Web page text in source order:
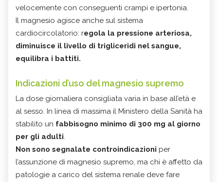
velocemente con conseguenti crampi e ipertonia.
Il magnesio agisce anche sul sistema
cardiocircolatorio: regola la pressione arteriosa,
diminuisce il livello di trigliceridi nel sangue,
equilibra i battiti.
Indicazioni d’uso del magnesio supremo
La dose giornaliera consigliata varia in base all’età e
al sesso. In linea di massima il Ministero della Sanità ha
stabilito un fabbisogno minimo di 300 mg al giorno
per gli adulti.
Non sono segnalate controindicazioni per
l’assunzione di magnesio supremo, ma chi è affetto da
patologie a carico del sistema renale deve fare